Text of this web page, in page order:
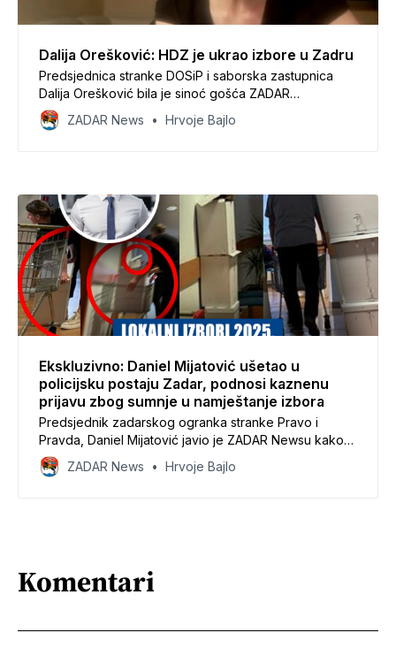
Dalija Orešković: HDZ je ukrao izbore u Zadru
Predsjednica stranke DOSiP i saborska zastupnica
Dalija Orešković bila je sinoć gošća ZADAR
Newsovoga podcasta uživo u kojemu je ustvrdila
kako je HDZ polrao izbore u Zadru. - Nisu ovo
ZADAR News Hrvoje Bajlo
Ekskluzivno: Daniel Mijatović ušetao u
policijsku postaju Zadar, podnosi kaznenu
prijavu zbog sumnje u namještanje izbora
Predsjednik zadarskog ogranka stranke Pravo i
Pravda, Daniel Mijatović javio je ZADAR Newsu kako
je ušetao u policijsku postaju kako bi podnio kaznenu
prijavu zbog sumnje u izbornu prijevaru, o čemu je i
ZADAR News Hrvoje Bajlo
Komentari